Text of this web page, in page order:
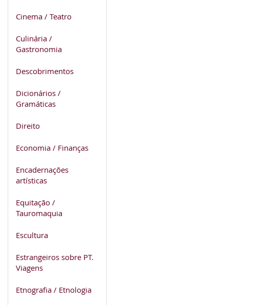
Cinema / Teatro
Culinária /
Gastronomia
Descobrimentos
Dicionários /
Gramáticas
Direito
Economia / Finanças
Encadernações
artísticas
Equitação /
Tauromaquia
Escultura
Estrangeiros sobre PT.
Viagens
Etnografia / Etnologia